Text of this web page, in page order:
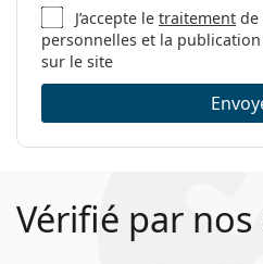
Code:
0PH2184
J’accepte letraitement de
personnelles et la
sur le site
Vérifié par